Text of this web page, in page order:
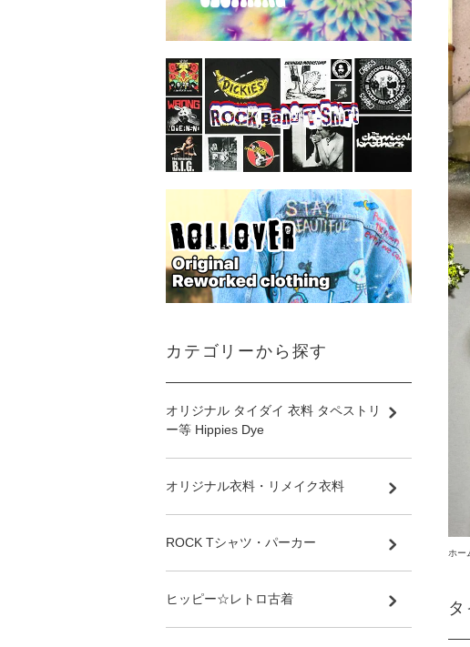
ホー
カテゴリーから探す
オリジナル タイダイ 衣料 タペストリ
ー等 Hippies Dye
オリジナル衣料・リメイク衣料
ROCK Tシャツ・パーカー
ヒッピー☆レトロ古着